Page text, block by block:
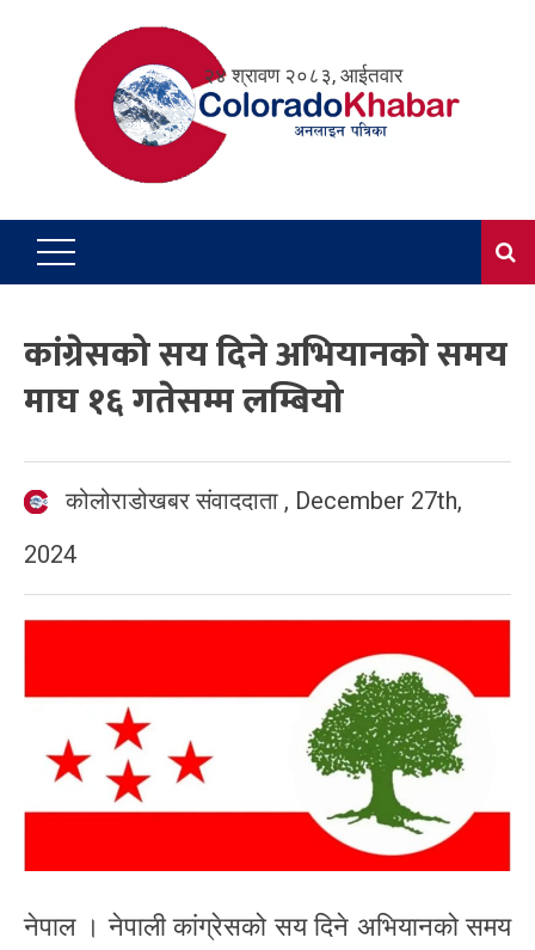
२४ श्रावण २०८३, आईतवार
कांग्रेसको सय दिने अभियानको समय
माघ १६ गतेसम्म लम्बियो
कोलोराडोखबर संवाददाता , December 27th,
2024
नेपाल । नेपाली कांग्रेसको सय दिने अभियानको समय